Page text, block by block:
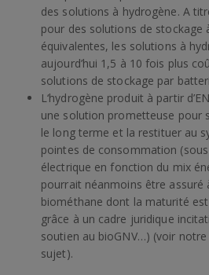
des solutions à hydrogène. A
pour des solutions de stockage
équivalentes, les solutions à
aujourd’hui 1,5 à 10 fois plus
solutions de stockage par
L‘hydrogène produit à partir
une solution prometteuse pour
le long terme et la restituer au
pointes de consommation
électrique en fonction du mix
pourrait néanmoins être assuré
biométhane dont la maturité
grâce à un cadre juridique
soutien au bioGNV…) (voir notre
sujet).